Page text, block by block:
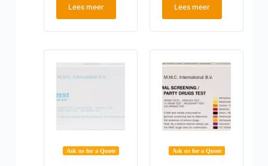
Lees meer Lees meer
Ask us for a Quote Ask us for a Quote